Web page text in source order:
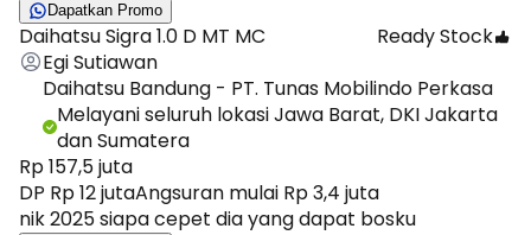
Dapatkan Promo
Daihatsu Sigra 1.0 D MT MC
Ready Stock
Egi Sutiawan
Daihatsu Bandung - PT. Tunas Mobilindo Perkasa
Melayani seluruh lokasi Jawa Barat, DKI Jakarta
dan Sumatera
Rp 157,5 juta
DP Rp 12 jutaAngsuran mulai Rp 3,4 juta
nik 2025 siapa cepet dia yang dapat bosku